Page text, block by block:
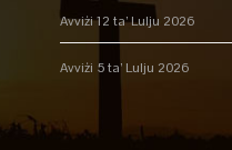
Avviżi 12 ta’ Lulju 2026
Avviżi 5 ta’ Lulju 2026